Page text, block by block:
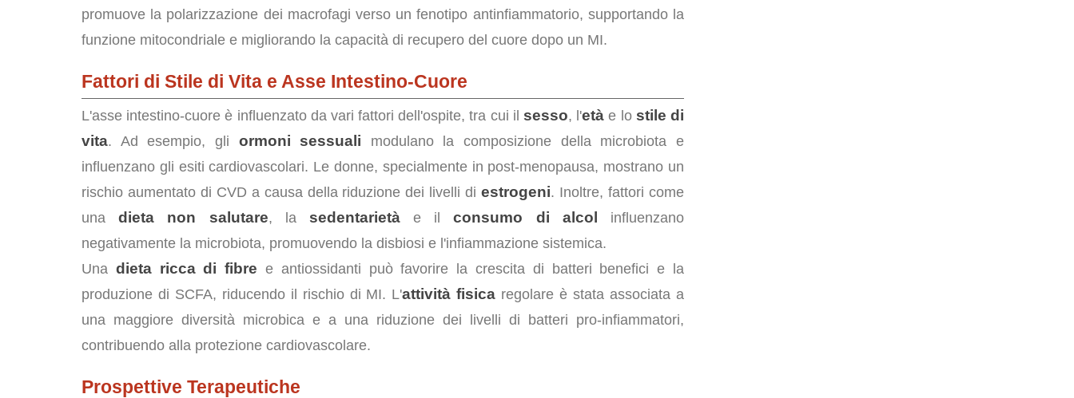
promuove la polarizzazione dei macrofagi verso un fenotipo antinfiammatorio, supportando la
funzione mitocondriale e migliorando la capacità di recupero del cuore dopo un MI.
Fattori di Stile di Vita e Asse Intestino-Cuore
L'asse intestino-cuore è influenzato da vari fattori dell'ospite, tra cui il sesso, l'età e lo stile di
vita. Ad esempio, gli ormoni sessuali modulano la composizione della microbiota e
influenzano gli esiti cardiovascolari. Le donne, specialmente in post-menopausa, mostrano un
rischio aumentato di CVD a causa della riduzione dei livelli diestrogeni. Inoltre, fattori come
unadieta non salutare, la sedentarietàe ilconsumo di alcol
influenzano
negativamente la microbiota, promuovendo la disbiosi e l'infiammazione sistemica.
Una dieta ricca di fibre e antiossidanti può favorire la crescita di batteri benefici e la
produzione di SCFA, riducendo il rischio di MI. L'attività fisica regolare è stata associata a
una maggiore diversità microbica e a una riduzione dei livelli di batteri pro-infiammatori,
contribuendo alla protezione cardiovascolare.
Prospettive Terapeutiche